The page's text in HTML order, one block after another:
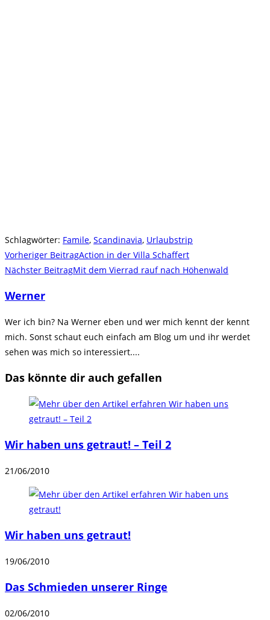
Schlagwörter: Famile, Scandinavia, Urlaubstrip
Weitere
Artikel
ansehen
Vorheriger BeitragAction in der Villa Schaffert
Nächster BeitragMit dem Vierrad rauf nach Höhenwald
Werner
Wer ich bin? Na Werner eben und wer mich kennt der kennt
mich. Sonst schaut euch einfach am Blog um und ihr werdet
sehen was mich so interessiert....
Das könnte dir auch gefallen
Wir haben uns getraut! – Teil 2
21/06/2010
Wir haben uns getraut!
19/06/2010
Das Schmieden unserer Ringe
02/06/2010